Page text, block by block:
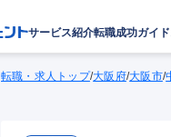
サービス紹介転職成功ガイド
転職・求人トップ/大阪府/大阪市/